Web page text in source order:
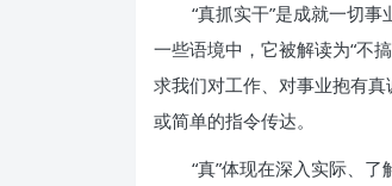
“真抓实干”是成就一切
一些语境中，它被解读为“不
求我们对工作、对事业抱有
或简单的指令传达。
“真”体现在深入实际、